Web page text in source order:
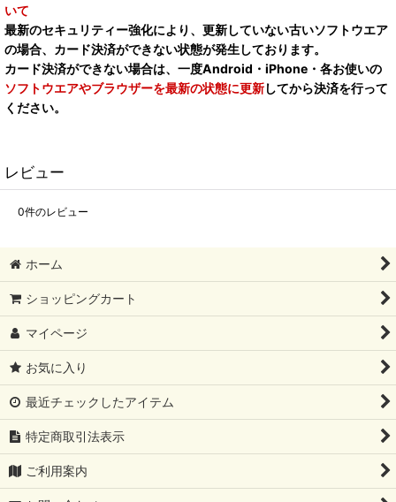
いて
最新のセキュリティー強化により、更新していない古いソフトウエア
の場合、カード決済ができない状態が発生しております。
カード決済ができない場合は、一度Android・iPhone・各お使いの
ソフトウエアやブラウザーを最新の状態に更新してから決済を行って
ください。
レビュー
0件のレビュー
ホーム
ショッピングカート
マイページ
お気に入り
最近チェックしたアイテム
特定商取引法表示
ご利用案内